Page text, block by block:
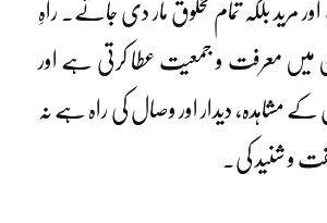
مرید بلکہ تمام مخلوق مار دی جائے۔ راہِ
میں معرفت و جمعیت عطا کرتی ہے اور
کے مشاہدہ، دیدار اور وصال کی راہ ہے نہ
و شنید کی۔